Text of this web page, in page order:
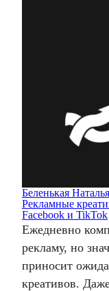
Беленькая Наталья
Рекламные
Facebook и TikTok
Ежедневно
рекламу, но
приносит
креативов.